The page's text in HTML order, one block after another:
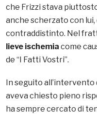
che Frizzi stava
anche scherzato con lui,
contraddistinto. Nel
lieve ischemia come
de “I Fatti Vostri”.
In seguito
aveva chiesto pieno
ha sempre cercato di